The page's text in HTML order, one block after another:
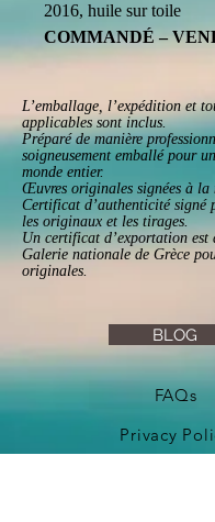
2016, huile sur toile
COMMANDÉ –
L’emballage, l’expédition et
applicables sont inclus.
Préparé de manière
soigneusement emballé pour
monde entier.
Œuvres originales signées à la
Certificat d’authenticité signé
les originaux et les tirages.
Un certificat d’exportation
Galerie nationale de Grèce
originales.
BLOG
FAQs
Privacy